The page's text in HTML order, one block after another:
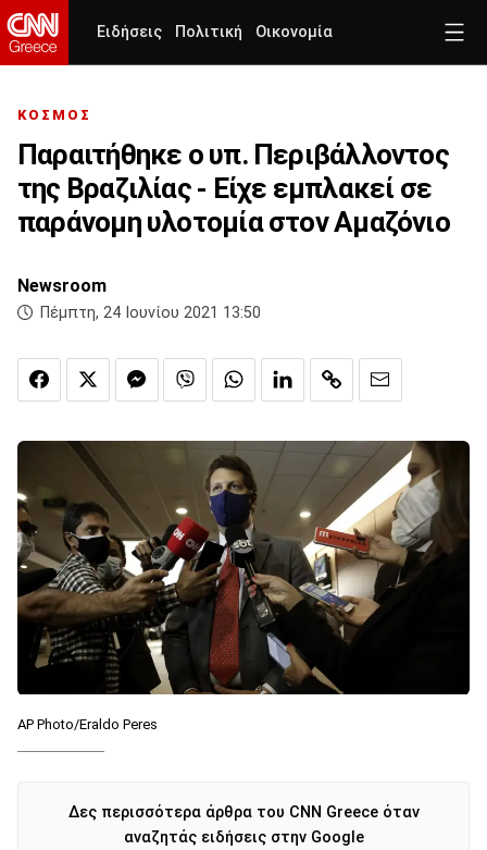
Ειδήσεις Πολιτική Οικονομία
ΚΟΣΜΟΣ
Παραιτήθηκε ο υπ. Περιβάλλοντος
της Βραζιλίας - Είχε εμπλακεί σε
παράνομη υλοτομία στον Αμαζόνιο
Newsroom
Πέμπτη, 24 Ιουνίου 2021 13:50
AP Photo/Eraldo Peres
Δες περισσότερα άρθρα του CNN Greece όταν
αναζητάς ειδήσεις στην Google